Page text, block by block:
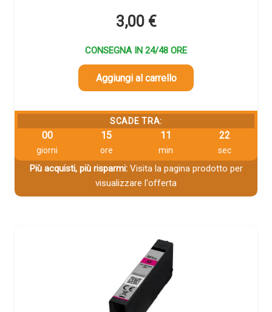
3,00 €
CONSEGNA IN 24/48 ORE
Aggiungi al carrello
SCADE TRA:
00
giorni
15
ore
11
min
22
sec
Più acquisti, più risparmi:Visita la pagina prodotto per
visualizzare l'offerta